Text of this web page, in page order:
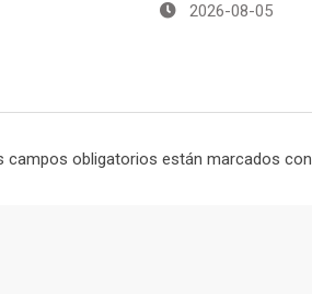
2026-08-05
campos obligatorios están marcados con